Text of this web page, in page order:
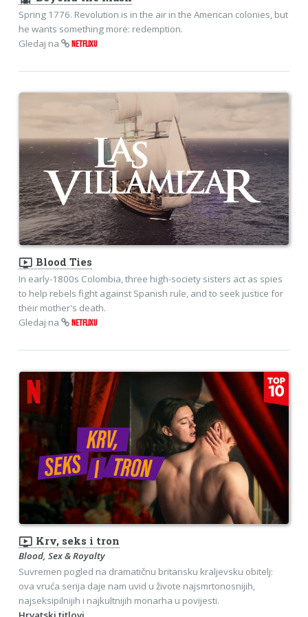
Spring 1776. Revolution is in the air in the American colonies, but
he wants something more: redemption.
Gledaj na
NETFLIXU
ondemand_video Blood Ties
In early-1800s Colombia, three high-society sisters act as spies
to help rebels fight against Spanish rule, and to seek justice for
their mother's death.
Gledaj na
NETFLIXU
ondemand_video Krv, seks i tron
Blood, Sex & Royalty
Suvremen pogled na dramatičnu britansku kraljevsku obitelj:
ova vruća serija daje nam uvid u živote najsmrtonosnijih,
najseksipilnijih i najkultnijih monarha u povijesti.